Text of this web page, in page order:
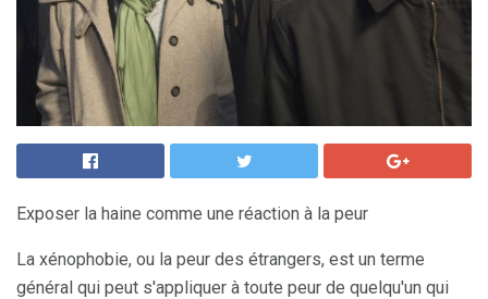
Exposer la haine comme une réaction à la peur
La xénophobie, ou la peur des étrangers, est un terme
général qui peut s'appliquer à toute peur de quelqu'un qui